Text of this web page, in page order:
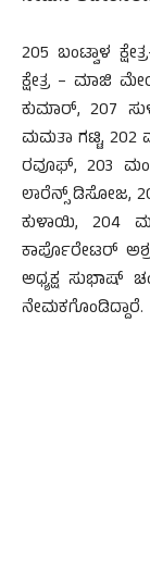
205 ಬಂಟ್ವಾಳ
ಕ್ಷೇತ್ರ – ಮಾಜಿ
ಕುಮಾರ್, 207
ಮಮತಾ ಗಟ್ಟಿ, 202
ರವೂಫ್, 203
ಲಾರೆನ್ಸ್ ಡಿಸೋಜ,
ಕುಳಾಯಿ, 204
ಕಾರ್ಪೊರೇಟರ್
ಅಧ್ಯಕ್ಷ ಸುಭಾಷ್
ನೇಮಕಗೊಂಡಿದ್ದಾರೆ.